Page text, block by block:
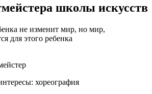
школы искусств
не изменит мир, но мир,
для этого ребенка
хореография